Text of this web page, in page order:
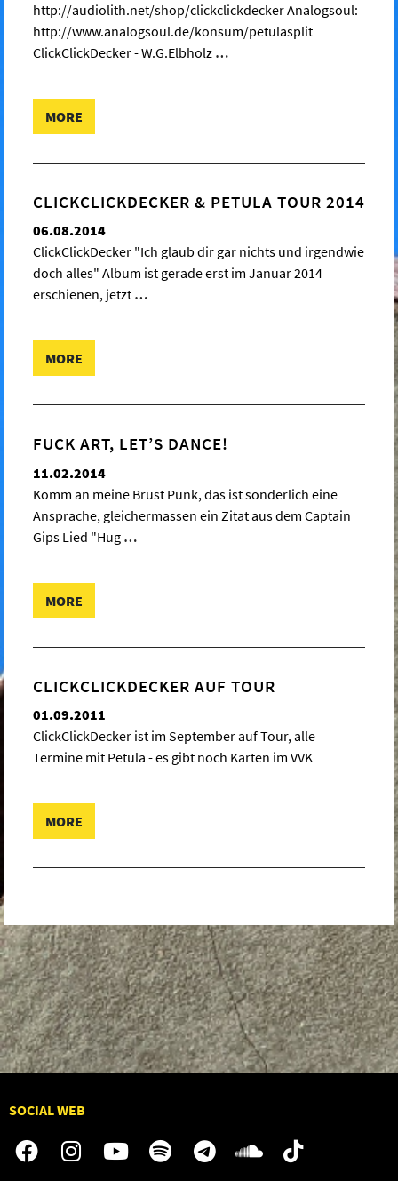
http://audiolith.net/shop/clickclickdecker Analogsoul:
http://www.analogsoul.de/konsum/petulasplit
ClickClickDecker - W.G.Elbholz …
MORE
CLICKCLICKDECKER & PETULA TOUR 2014
06.08.2014
ClickClickDecker "Ich glaub dir gar nichts und irgendwie
doch alles" Album ist gerade erst im Januar 2014
erschienen, jetzt …
MORE
FUCK ART, LET’S DANCE!
11.02.2014
Komm an meine Brust Punk, das ist sonderlich eine
Ansprache, gleichermassen ein Zitat aus dem Captain
Gips Lied "Hug …
MORE
CLICKCLICKDECKER AUF TOUR
01.09.2011
ClickClickDecker ist im September auf Tour, alle
Termine mit Petula - es gibt noch Karten im VVK
MORE
SOCIAL WEB